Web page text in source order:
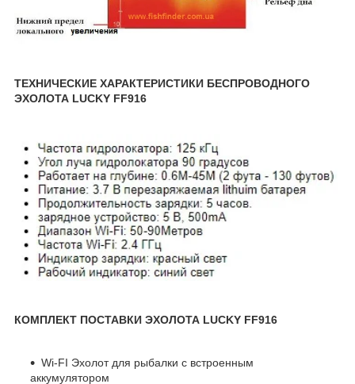
ТЕХНИЧЕСКИЕ ХАРАКТЕРИСТИКИ БЕСПРОВОДНОГО
ЭХОЛОТА LUCKY FF916
КОМПЛЕКТ ПОСТАВКИ ЭХОЛОТА LUCKY FF916
Wi-FI Эхолот для рыбалки с встроенным
аккумулятором